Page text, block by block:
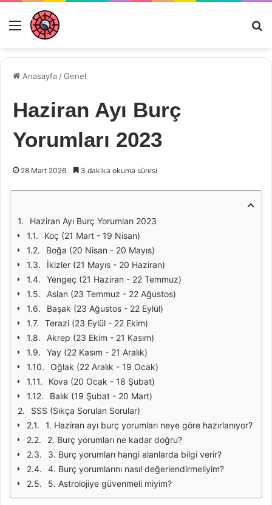
Menü
Anasayfa /Genel
Haziran Ayı Burç
Yorumları 2023
28 Mart 2026 3 dakika okuma süresi
Haziran Ayı Burç Yorumları 2023
Koç (21 Mart - 19 Nisan)
Boğa (20 Nisan - 20 Mayıs)
İkizler (21 Mayıs - 20 Haziran)
Yengeç (21 Haziran - 22 Temmuz)
Aslan (23 Temmuz - 22 Ağustos)
Başak (23 Ağustos - 22 Eylül)
Terazi (23 Eylül - 22 Ekim)
Akrep (23 Ekim - 21 Kasım)
Yay (22 Kasım - 21 Aralık)
Oğlak (22 Aralık - 19 Ocak)
Kova (20 Ocak - 18 Şubat)
Balık (19 Şubat - 20 Mart)
SSS (Sıkça Sorulan Sorular)
1. Haziran ayı burç yorumları neye göre hazırlanıyor?
2. Burç yorumları ne kadar doğru?
3. Burç yorumları hangi alanlarda bilgi verir?
4. Burç yorumlarını nasıl değerlendirmeliyim?
5. Astrolojiye güvenmeli miyim?